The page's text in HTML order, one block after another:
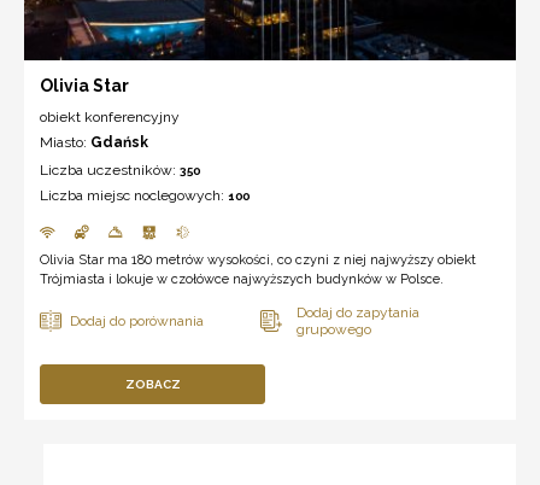
Olivia Star
obiekt konferencyjny
Miasto: Gdańsk
Liczba uczestników: 350
Liczba miejsc noclegowych: 100
Olivia Star ma 180 metrów wysokości, co czyni z niej najwyższy obiekt
Trójmiasta i lokuje w czołówce najwyższych budynków w Polsce.
ZOBACZ